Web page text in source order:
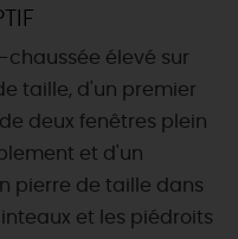
END
élevé sur
taille, d'un premier
deux fenêtres plein
et d'un
pierre de taille dans
et les piédroits